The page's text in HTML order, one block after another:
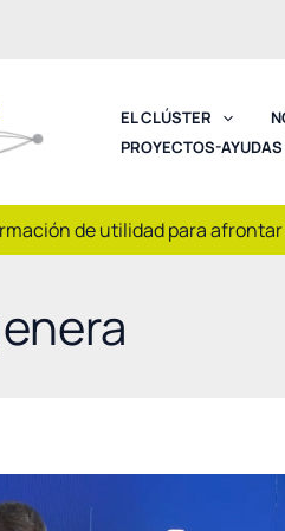
EL CLÚSTER
PROYECTOS-AYUDAS
de utilidad para afrontar